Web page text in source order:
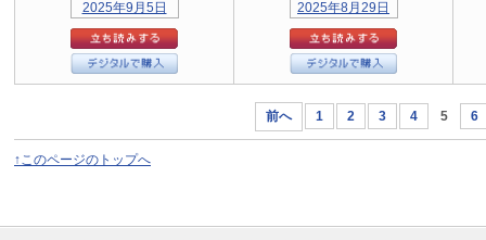
前へ 1 2 3 4 5 6
↑このページのトップへ